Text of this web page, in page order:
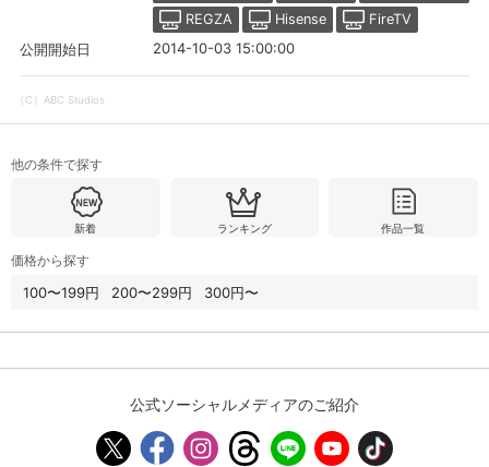
REGZA
Hisense
FireTV
公開開始日
2014-10-03 15:00:00
（C）ABC Studios
他の条件で探す
新着 ランキング 作品一覧
価格から探す
100〜199円 200〜299円 300円〜
公式ソーシャルメディアのご紹介